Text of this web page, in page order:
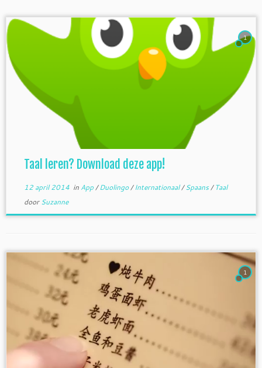
1
Taal leren? Download deze app!
12 april 2014in App/Duolingo/Internationaal/Spaans/Taal
doorSuzanne
1